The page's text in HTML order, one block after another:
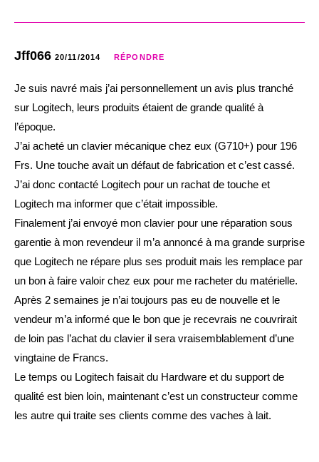
Jff066 20/11/2014 RÉPONDRE
Je suis navré mais j’ai personnellement un avis plus tranché
sur Logitech, leurs produits étaient de grande qualité à
l’époque.
J’ai acheté un clavier mécanique chez eux (G710+) pour 196
Frs. Une touche avait un défaut de fabrication et c’est cassé.
J’ai donc contacté Logitech pour un rachat de touche et
Logitech ma informer que c’était impossible.
Finalement j’ai envoyé mon clavier pour une réparation sous
garentie à mon revendeur il m’a annoncé à ma grande surprise
que Logitech ne répare plus ses produit mais les remplace par
un bon à faire valoir chez eux pour me racheter du matérielle.
Après 2 semaines je n’ai toujours pas eu de nouvelle et le
vendeur m’a informé que le bon que je recevrais ne couvrirait
de loin pas l’achat du clavier il sera vraisemblablement d’une
vingtaine de Francs.
Le temps ou Logitech faisait du Hardware et du support de
qualité est bien loin, maintenant c’est un constructeur comme
les autre qui traite ses clients comme des vaches à lait.